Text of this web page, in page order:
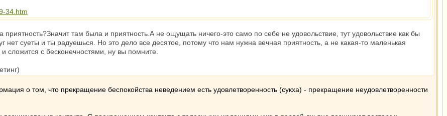
34.htm
приятность?Значит там была и приятность.А не ощущать ничего-это само по себе не удовольствие, тут удовольствие как бы
нет суеты и ты радуешься. Но это дело все десятое, потому что нам нужна вечная приятность, а не какая-то маленькая
сложится с бесконечностями, ну вы помните.
о том, что прекращение беспокойства неведением есть удовлетворенность (сукха) - прекращение неудовлетворенности